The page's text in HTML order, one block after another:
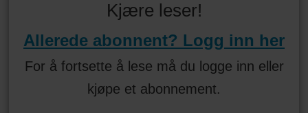
Kjære leser!
Allerede abonnent? Logg inn her
For å fortsette å lese må du logge inn eller
kjøpe et abonnement.